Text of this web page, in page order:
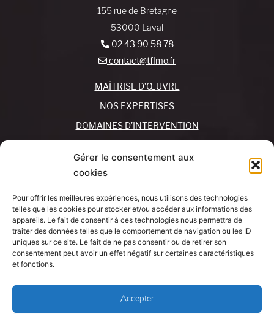
Gérer le consentement aux
cookies
Pour offrir les meilleures expériences, nous utilisons des technologies
telles que les cookies pour stocker et/ou accéder aux informations des
appareils. Le fait de consentir à ces technologies nous permettra de
traiter des données telles que le comportement de navigation ou les ID
uniques sur ce site. Le fait de ne pas consentir ou de retirer son
consentement peut avoir un effet négatif sur certaines caractéristiques
et fonctions.
Accepter
155 rue de Bretagne
53000 Laval
02 43 90 58 78
contact@tflmo.fr
MAÎTRISE D’ŒUVRE
NOS EXPERTISES
DOMAINES D’INTERVENTION
REJOIGNEZ-NOUS !
MON COMPTE
SUIVEZ-NOUS !
Mentions légales
Politique de cookies
J’AI UN
PROJET